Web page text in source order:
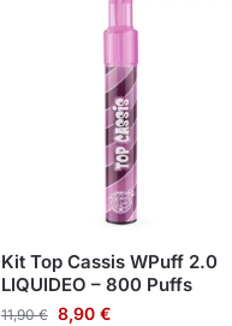
Kit Top Cassis WPuff 2.0
LIQUIDEO – 800 Puffs
11,90€ 8,90 €